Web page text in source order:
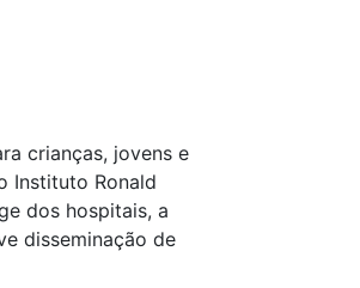
crianças, jovens e
Instituto Ronald
dos hospitais, a
disseminação de